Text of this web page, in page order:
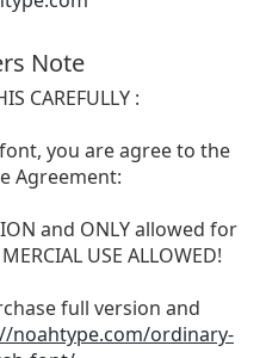
Note
CAREFULLY :
you are agree to the
Agreement:
and ONLY allowed for
USE ALLOWED!
full version and
noahtype.com/ordinary-